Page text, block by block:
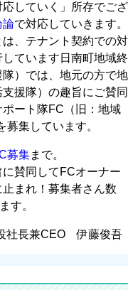
していく
」所存でござ
論で対応していきます。
、テナント契約での対
ています日南町地域終
）では、地元の方で地
援隊）の趣旨にご賛同
ート隊FC（旧：地域
集しています。
募集まで。
賛同してFCオーナー
まれ！募集者さん数
す。
社長兼CEO 伊藤俊吾